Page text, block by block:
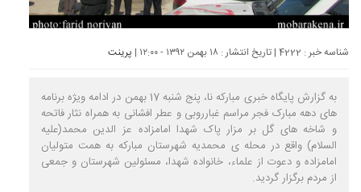
شناسه خبر : 4222 | تاریخ انتشار : ۱۸ بهمن ۱۳۹۲ - ۱۲:۰۰ | پرینت
به گزارش پایگاه خبری مبارکه نا، پنج شنبه 17 بهمن در ادامه ویژه برنامه
های دهه مبارک فجر مراسم غبارروبی و عطر افشانی به همراه نثار فاتحه
و شاخه های گل بر مزار پاک شهدا امامزاده عز الدین محمد(علیه
السلام) واقع در محله ی محمدیه شهرستان مبارکه به همت متولیان
امامزاده و دعوت از علماء، خانواده شهدا، مسئولین شهرستان و جمعی
از مردم برگزار گردید.